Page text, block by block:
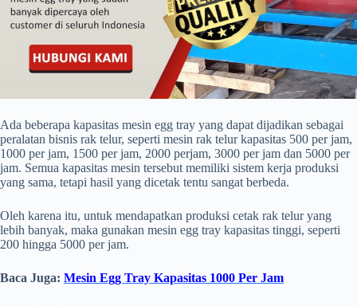
Ada beberapa kapasitas mesin egg tray yang dapat dijadikan sebagai
peralatan bisnis rak telur, seperti mesin rak telur kapasitas 500 per jam,
1000 per jam, 1500 per jam, 2000 perjam, 3000 per jam dan 5000 per
jam. Semua kapasitas mesin tersebut memiliki sistem kerja produksi
yang sama, tetapi hasil yang dicetak tentu sangat berbeda.
Oleh karena itu, untuk mendapatkan produksi cetak rak telur yang
lebih banyak, maka gunakan mesin egg tray kapasitas tinggi, seperti
200 hingga 5000 per jam.
Baca Juga: Mesin Egg Tray Kapasitas 1000 Per Jam